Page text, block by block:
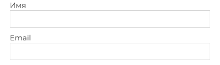
Имя
Email